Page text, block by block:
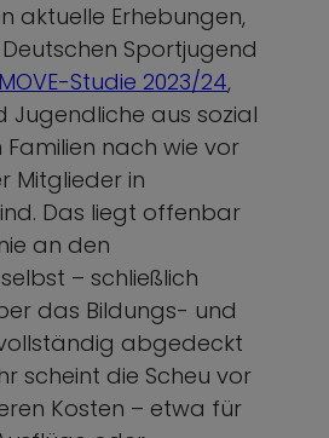
aktuelle Erhebungen,
Sportjugend
MOVE-Studie 2023/24,
Jugendliche aus sozial
nach wie vor
Mitglieder in
Das liegt offenbar
an den
– schließlich
das Bildungs- und
abgedeckt
scheint die Scheu vor
Kosten – etwa für